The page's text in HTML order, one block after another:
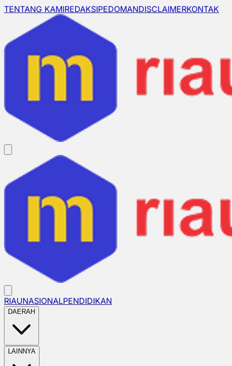
TENTANG KAMIREDAKSIPEDOMANDISCLAIMERKONTAK
RIAUNASIONALPENDIDIKAN
DAERAH
LAINNYA